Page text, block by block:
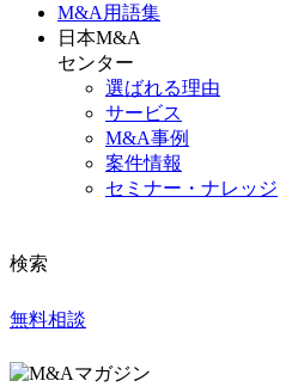
M&A 用語集
日本M&A
センター
選ばれる理由
サービス
M&A事例
案件情報
セミナー・ナレッジ
検索
無料相談